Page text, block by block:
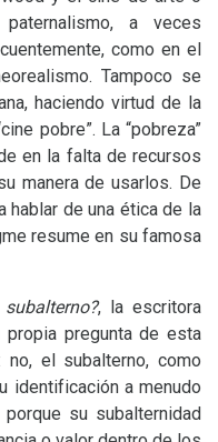
a veces
como en el
Tampoco se
haciendo virtud de la
pobre”. La “pobreza”
en la falta de recursos
manera de usarlos. De
hablar de una ética de la
resume en su famosa
, la escritora
propia pregunta de esta
no, el subalterno, como
identificación a menudo
su subalternidad